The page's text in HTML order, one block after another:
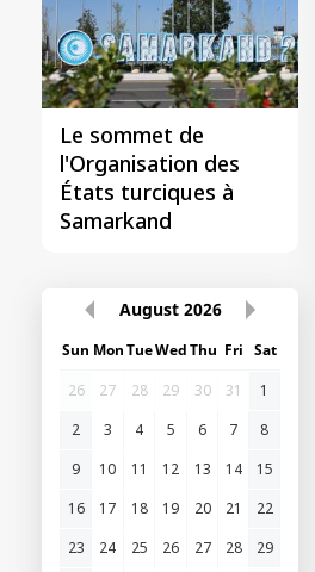
Le sommet de
l'Organisation des
États turciques à
Samarkand
August 2026
Sun MonTueWedThu Fri Sat
26
27 28 29 30 31
1
2
3 4 5 6 7
8
9
10 11 12 13 14
15
16
17 18 19 20 21
22
23
24 25 26 27 28
29